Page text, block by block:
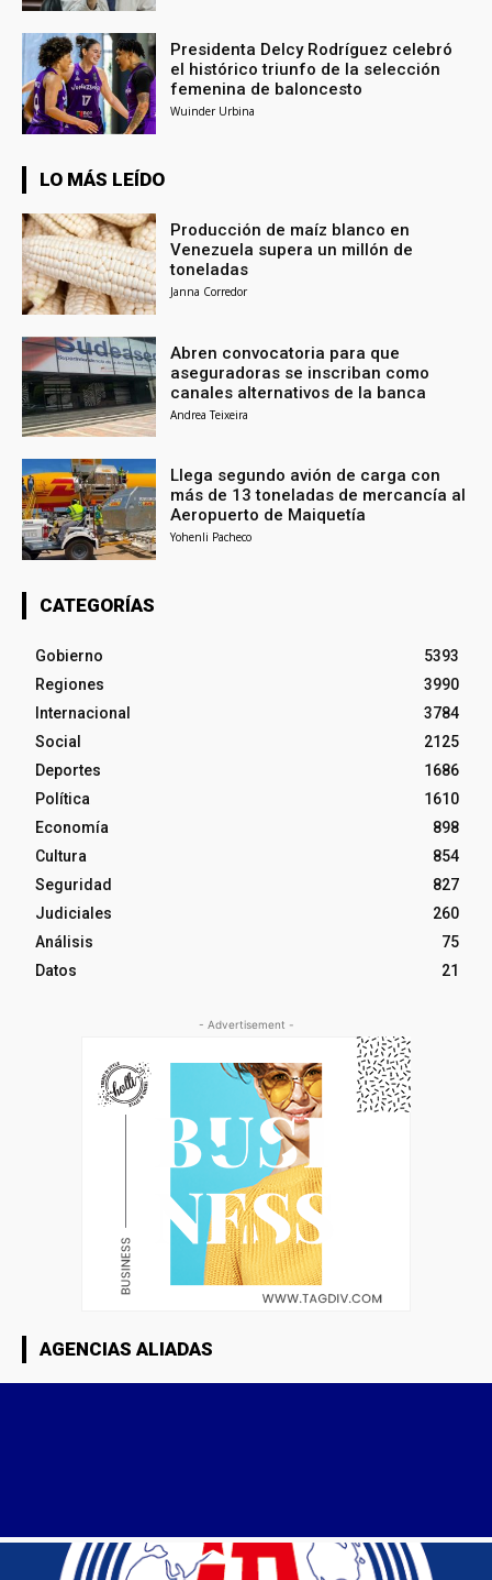
Presidenta Delcy Rodríguez celebró
el histórico triunfo de la selección
femenina de baloncesto
Wuinder Urbina
LO MÁS LEÍDO
Producción de maíz blanco en
Venezuela supera un millón de
toneladas
Janna Corredor
Abren convocatoria para que
aseguradoras se inscriban como
canales alternativos de la banca
Andrea Teixeira
Llega segundo avión de carga con
más de 13 toneladas de mercancía al
Aeropuerto de Maiquetía
Yohenli Pacheco
CATEGORÍAS
Gobierno
5393
Regiones
3990
Internacional
3784
Social
2125
Deportes
1686
Política
1610
Economía
898
Cultura
854
Seguridad
827
Judiciales
260
Análisis
75
Datos
21
- Advertisement -
AGENCIAS ALIADAS